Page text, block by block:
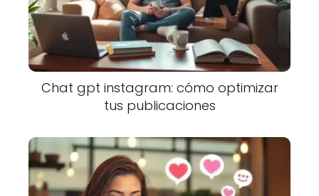
Chat gpt instagram: cómo optimizar
tus publicaciones